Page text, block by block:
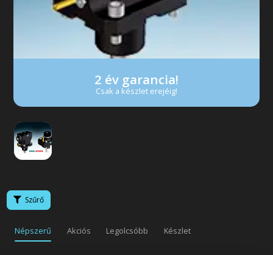
2 év garancia!
Csak a készlet erejéig!
Szűrő
Népszerű Akciós Legolcsóbb Készlet